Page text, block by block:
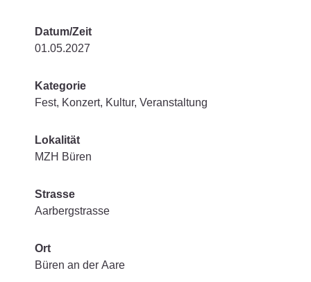
Datum/Zeit
01.05.2027
Kategorie
Fest, Konzert, Kultur, Veranstaltung
Lokalität
MZH Büren
Strasse
Aarbergstrasse
Ort
Büren an der Aare